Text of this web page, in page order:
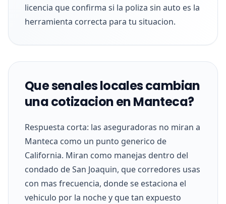
licencia que confirma si la poliza sin auto es la
herramienta correcta para tu situacion.
Que senales locales cambian
una cotizacion en Manteca?
Respuesta corta: las aseguradoras no miran a
Manteca como un punto generico de
California. Miran como manejas dentro del
condado de San Joaquin, que corredores usas
con mas frecuencia, donde se estaciona el
vehiculo por la noche y que tan expuesto